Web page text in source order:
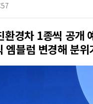
환경차 1종씩 공개
엠블럼 변경해 분위